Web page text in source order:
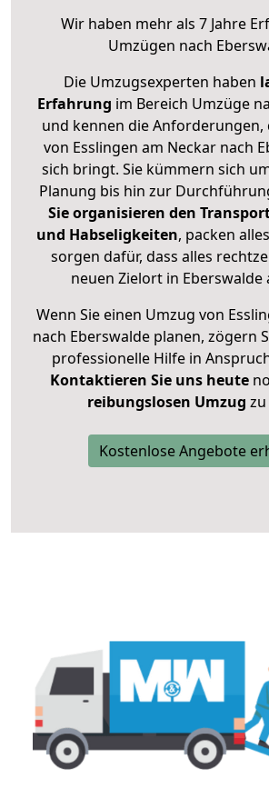
Wir haben mehr als 7 Jahre
Umzügen nach
Die Umzugsexperten haben
Erfahrung im Bereich Umzüge
und kennen die Anforderungen,
von Esslingen am Neckar nach
sich bringt. Sie kümmern sich
Planung bis hin zur
Sie organisieren den
und Habseligkeiten, packen
sorgen dafür, dass alles
neuen Zielort in Eberswalde
Wenn Sie einen Umzug von
nach Eberswalde planen, zögern
professionelle Hilfe in
Kontaktieren Sie uns heute
reibungslosen Umzug
Kostenlose Angebote